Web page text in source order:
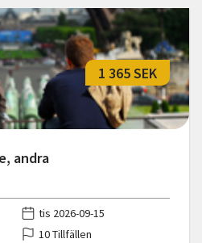
andra
1 365 SEK
tis 2026-09-15
10 Tillfällen